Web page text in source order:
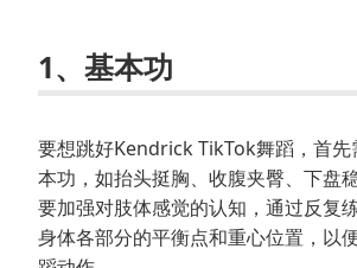
1、基本功
要想跳好Kendrick TikTok舞蹈，首先
本功，如抬头挺胸、收腹夹臀、下盘
要加强对肢体感觉的认知，通过反复
身体各部分的平衡点和重心位置，以